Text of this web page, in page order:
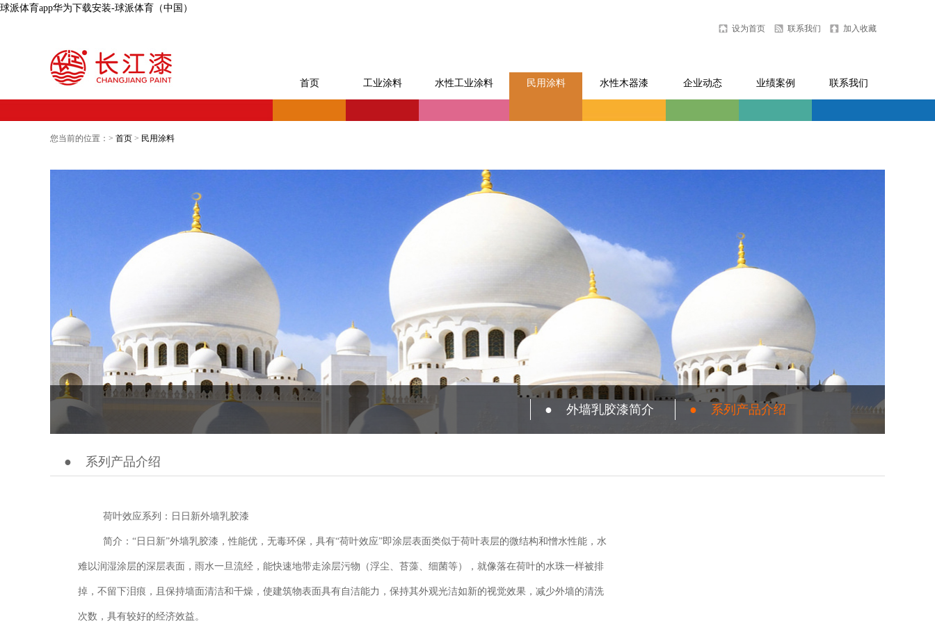
球派体育app华为下载安装-球派体育（中国）
设为首页 联系我们 加入收藏
首页 工业涂料 水性工业涂料 民用涂料 水性木器漆 企业动态 业绩案例 联系我们
您当前的位置：> 首页 > 民用涂料
● 外墙乳胶漆简介 ● 系列产品介绍
● 系列产品介绍
荷叶效应系列：日日新外墙乳胶漆
简介：“日日新”外墙乳胶漆，性能优，无毒环保，具有“荷叶效应”即涂层表面类似于荷叶表层的微结构和憎水性能，水
难以润湿涂层的深层表面，雨水一旦流经，能快速地带走涂层污物（浮尘、苔藻、细菌等），就像落在荷叶的水珠一样被排
掉，不留下泪痕，且保持墙面清洁和干燥，使建筑物表面具有自洁能力，保持其外观光洁如新的视觉效果，减少外墙的清洗
次数，具有较好的经济效益。